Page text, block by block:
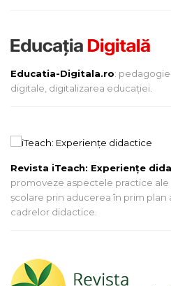
Educatia-Digitala.ro:
digitale, digitalizarea educației.
Revista iTeach: Experienţe
promoveze aspectele practice ale
şcolare prin aducerea în prim
cadrelor didactice.